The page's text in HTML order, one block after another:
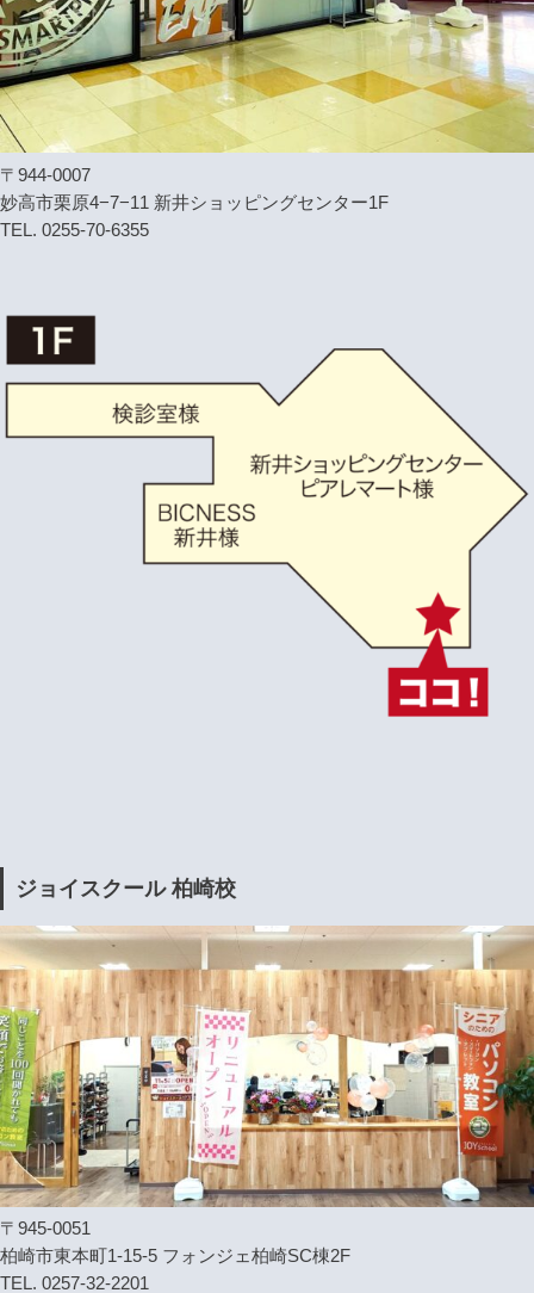
〒944-0007
妙高市栗原4−7−11 新井ショッピングセンター1F
TEL. 0255-70-6355
ジョイスクール 柏崎校
〒945-0051
柏崎市東本町1-15-5 フォンジェ柏崎SC棟2F
TEL. 0257-32-2201